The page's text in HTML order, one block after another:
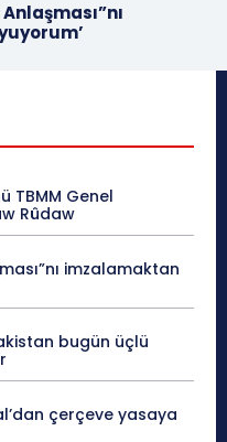
TBMM Genel
Rûdaw
imzalamaktan
bugün üçlü
çerçeve yasaya